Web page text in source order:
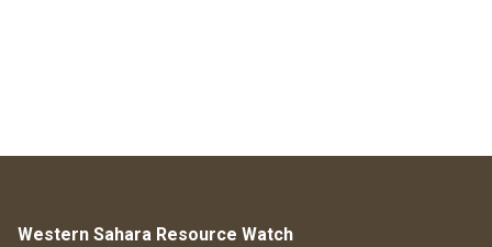
Western Sahara Resource Watch